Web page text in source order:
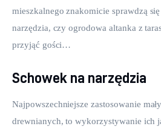
mieszkalnego znakomicie sprawdzą
narzędzia, czy ogrodowa altanka z
przyjąć gości…
Schowek na narzędzia
Najpowszechniejsze zastosowanie
drewnianych, to wykorzystywanie ich